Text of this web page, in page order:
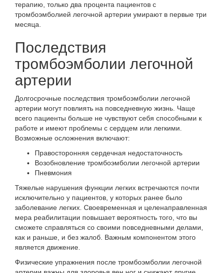
терапию, только два процента пациентов с
тромбоэмболией легочной артерии умирают в первые три
месяца.
Последствия
тромбоэмболии легочной
артерии
Долгосрочные последствия тромбоэмболии легочной
артерии могут повлиять на повседневную жизнь. Чаще
всего пациенты больше не чувствуют себя способными к
работе и имеют проблемы с сердцем или легкими.
Возможные осложнения включают:
Правосторонняя сердечная недостаточность
Возобновление тромбоэмболии легочной артерии
Пневмония
Тяжелые нарушения функции легких встречаются почти
исключительно у пациентов, у которых ранее было
заболевание легких. Своевременная и целенаправленная
мера реабилитации повышает вероятность того, что вы
сможете справляться со своими повседневными делами,
как и раньше, и без жалоб. Важным компонентом этого
является движение.
Физические упражнения после тромбоэмболии легочной